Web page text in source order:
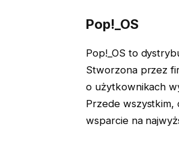
Pop!_OS
Pop!_OS to
Stworzona przez
o użytkownikach
Przede wszystkim,
wsparcie na